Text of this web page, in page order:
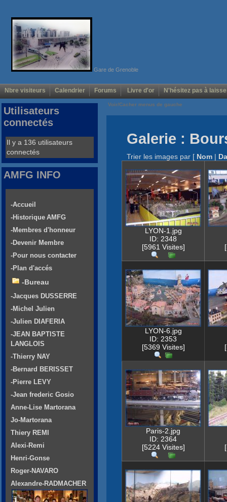
Gare de Grenoble
Nbre visiteurs Calendrier Forums Livre d'or N'hésitez pas à
Voir/Cacher menus de gauche
Galerie :
Trier les images par [ Nom |
LYON-1.jpg
ID: 2348
[5961 Visites]
LYON-6.jpg
ID: 2353
[5369 Visites]
Paris-2.jpg
ID: 2364
[5224 Visites]
Utilisateurs
connectés
Il y a 136 utilisateurs
connectés
AMFG INFO
-Accueil
-Historique AMFG
-Membres d'honneur
-Devenir Membre
-Pour nous contacter
-Plan d'accés
-Bureau
-Jacques DUSSERRE
-Michel Julien
-Julien DIAFERIA
-JEAN BAPTISTE
LANGLOIS
-Thierry NAY
-Bernard BERISSET
-Pierre LEVY
-Jean frederic Gosio
Anne-Lise Martorana
Jo-Martorana
Thiery REMI
Alexi-Remi
Henri-Gonse
Roger-NAVARO
Alexandre-RADMACHER